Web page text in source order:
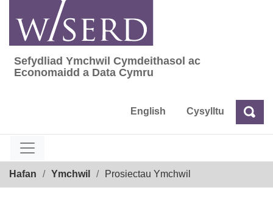
content
Sefydliad Ymchwil Cymdeithasol ac
Sefydliad Ymchwil Cymdeithasol ac
Economaidd a Data Cymru
English Cysylltu Chwilio
Hafan Ymchwil Prosiectau Ymchwil